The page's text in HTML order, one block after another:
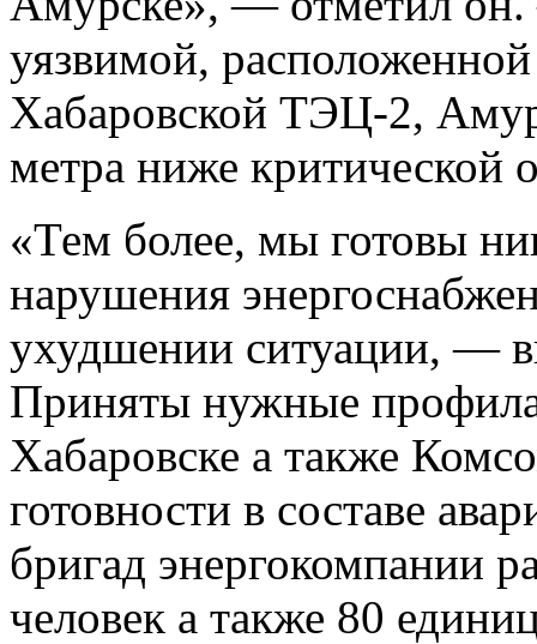
уязвимой,
Хабаровской ТЭЦ-2, Амур
метра ниже критической
«Тем более, мы готовы
нарушения
ухудшении ситуации, —
Приняты нужные
Хабаровске а также
готовности в составе
бригад энергокомпании
человек а также 80